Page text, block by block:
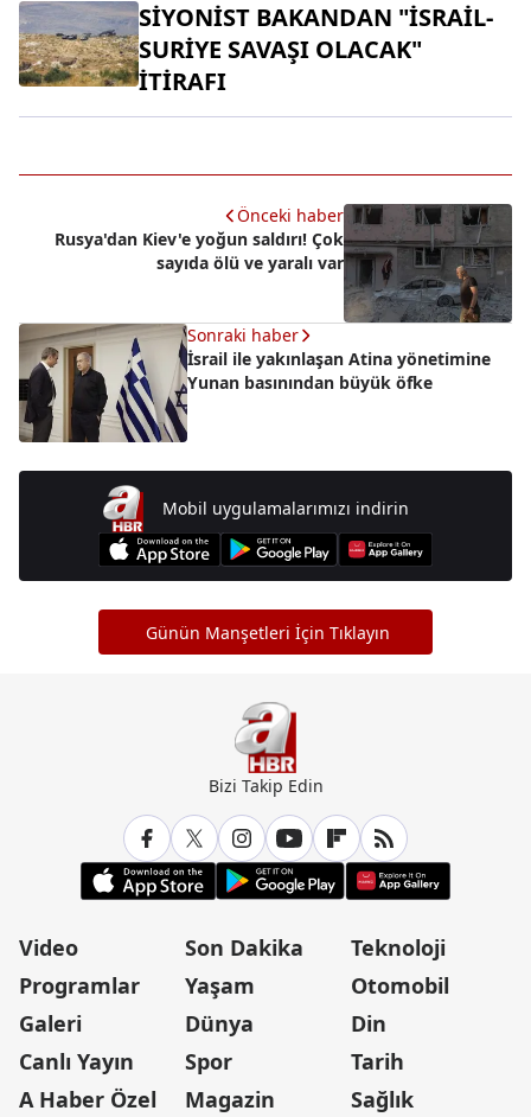
SİYONİST BAKANDAN "İSRAİL-
SURİYE SAVAŞI OLACAK"
İTİRAFI
Önceki haber
Rusya'dan Kiev'e yoğun saldırı! Çok
sayıda ölü ve yaralı var
Sonraki haber
İsrail ile yakınlaşan Atina yönetimine
Yunan basınından büyük öfke
Mobil uygulamalarımızı indirin
Günün Manşetleri İçin Tıklayın
Bizi Takip Edin
Video
Programlar
Galeri
Canlı Yayın
A Haber Özel
Son Dakika
Yaşam
Dünya
Spor
Magazin
Teknoloji
Otomobil
Din
Tarih
Sağlık